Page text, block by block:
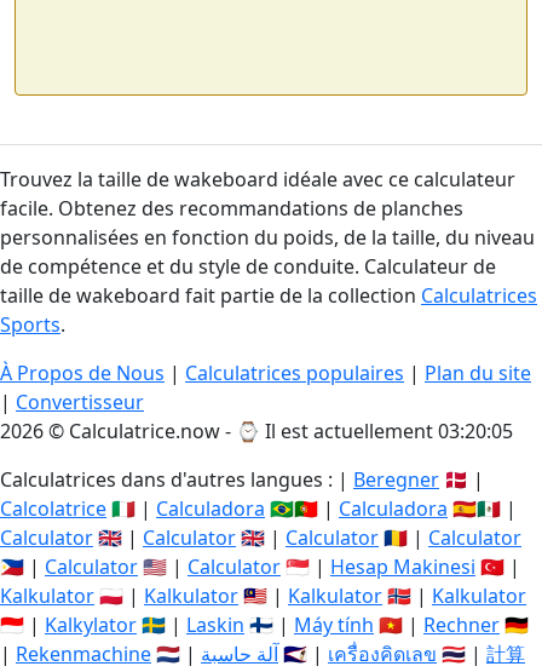
Trouvez la taille de wakeboard idéale avec ce calculateur
facile. Obtenez des recommandations de planches
personnalisées en fonction du poids, de la taille, du niveau
de compétence et du style de conduite. Calculateur de
taille de wakeboard fait partie de la collection Calculatrices
Sports.
À Propos de Nous | Calculatrices populaires | Plan du site
| Convertisseur
2026 © Calculatrice.now - ⌚ Il est actuellement 03:20:06
Calculatrices dans d'autres langues : | Beregner 🇩🇰 |
Calcolatrice🇮🇹 | Calculadora 🇧🇷🇵🇹 | Calculadora 🇪🇸🇲🇽 |
Calculator🇬🇧 | Calculator🇬🇧 | Calculator🇷🇴 | Calculator
🇵🇭 | Calculator🇺🇸 | Calculator🇸🇬 | Hesap Makinesi 🇹🇷 |
Kalkulator🇵🇱 | Kalkulator🇲🇾 | Kalkulator🇳🇴 | Kalkulator
🇮🇩 | Kalkylator🇸🇪 | Laskin 🇫🇮 | Máy tính 🇻🇳 | Rechner🇩🇪
| Rekenmachine🇳🇱 | آلة حاسبة🇸🇦 | เครื่องคิดเลข 🇹🇭 | 計算